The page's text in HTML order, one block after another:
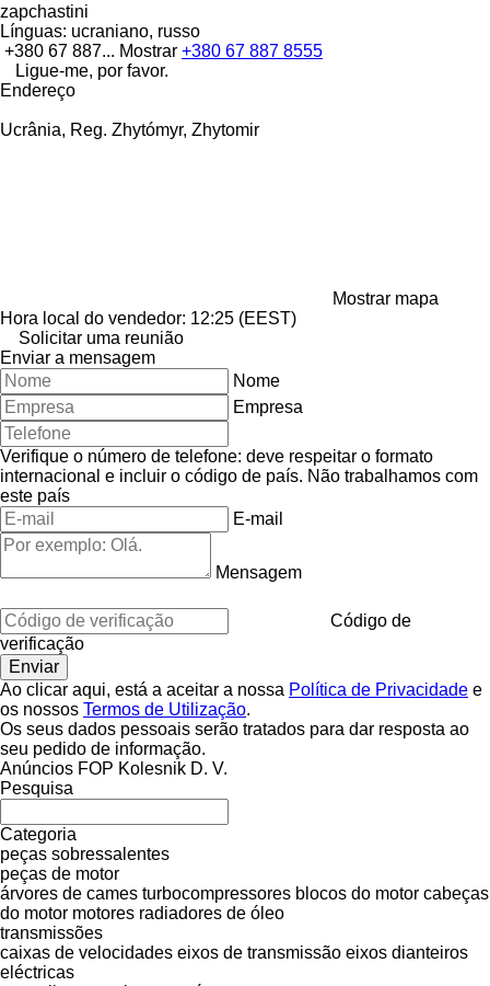
zapchastini
Línguas: ucraniano, russo
+380 67 887... Mostrar +380 67 887 8555
Ligue-me, por favor.
Endereço
Ucrânia, Reg. Zhytómyr, Zhytomir
Mostrar mapa
Hora local do vendedor: 12:25 (EEST)
Solicitar uma reunião
Enviar a mensagem
Nome
Empresa
Verifique o número de telefone: deve respeitar o formato
internacional e incluir o código de país. Não trabalhamos com
este país
E-mail
Mensagem
Código de
verificação
Ao clicar aqui, está a aceitar a nossa Política de Privacidade e
os nossos Termos de Utilização.
Os seus dados pessoais serão tratados para dar resposta ao
seu pedido de informação.
Anúncios FOP Kolesnik D. V.
Pesquisa
Categoria
peças sobressalentes
peças de motor
árvores de cames turbocompressores blocos do motor cabeças
do motor motores radiadores de óleo
transmissões
caixas de velocidades eixos de transmissão eixos dianteiros
eléctricas